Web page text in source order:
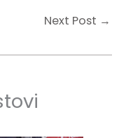
Next Post →